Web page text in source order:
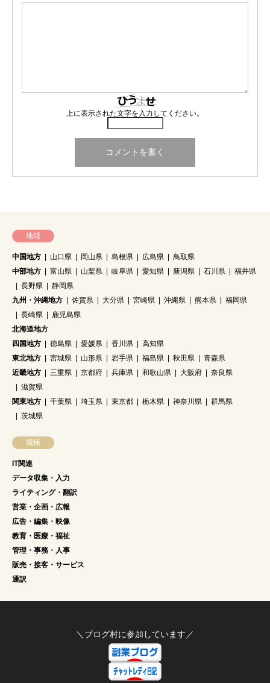
上に表示された文字を入力してください。
地域
中国地方 山口県 岡山県 島根県 広島県
鳥取県
中部地方
富山県 山梨県 岐阜県 愛知県 新潟県 石川県
福井県
長野県
静岡県
九州・沖縄地方
佐賀県 大分県 宮崎県 沖縄県 熊本県
福岡県
長崎県
鹿児島県
北海道地方
四国地方
徳島県 愛媛県 香川県
高知県
東北地方
宮城県 山形県 岩手県 福島県 秋田県
青森県
近畿地方
三重県 京都府 兵庫県 和歌山県 大阪府
奈良県
滋賀県
関東地方
千葉県 埼玉県 東京都 栃木県 神奈川県
群馬県
茨城県
職種
IT関連
データ収集・入力
ライティング・翻訳
営業・企画・広報
広告・編集・映像
教育・医療・福祉
管理・事務・人事
販売・接客・サービス
通訳
＼ブログ村に参加しています／